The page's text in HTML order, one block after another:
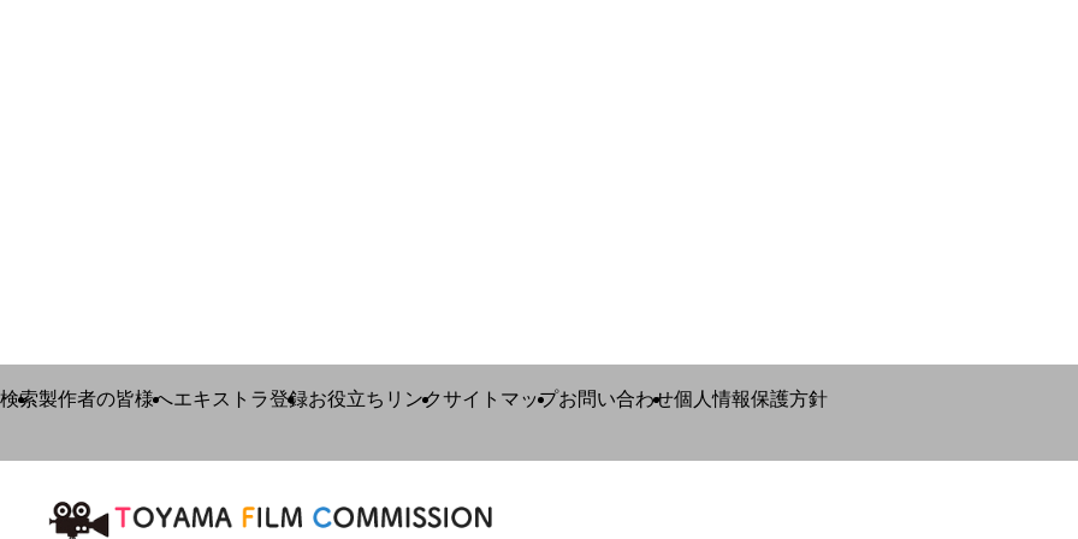
索製作者の皆様へエキストラ登録お役立ちリンクサイトマップお問い合わせ個人情報保護方針